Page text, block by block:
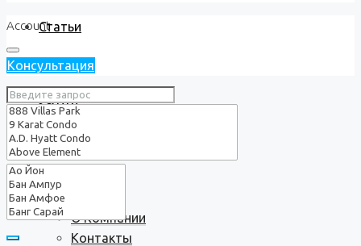
Статьи
Услуги
О нас
О Компании
Контакты
Account
Консультация